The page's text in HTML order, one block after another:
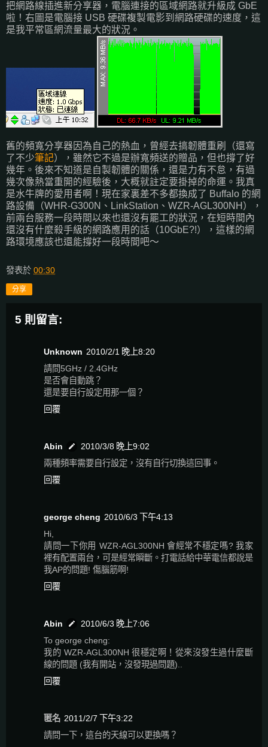
把網路線插進新分享器，電腦連接的區域網路就升級成 GbE
啦！右圖是電腦接 USB 硬碟複製電影到網路硬碟的速度，這
是我平常區網流量最大的狀況。
舊的頻寬分享器因為自己的熱血，曾經去搞韌體重刷（還寫
了不少筆記），雖然它不過是辦寬頻送的贈品，但也撐了好
幾年。後來不知道是自製韌體的關係，還是力有不怠，有過
幾次像熱當重開的經驗後，大概就註定要掛掉的命運。我真
是水牛牌的愛用者啊！現在家裏差不多都換成了 Buffalo 的網
路設備（WHR-G300N、LinkStation、WZR-AGL300NH），
前兩台服務一段時間以來也還沒有罷工的狀況，在短時間內
還沒有什麼殺手級的網路應用的話（10GbE?!），這樣的網
路環境應該也還能撐好一段時間吧～
發表於 00:30
分享
5 則留言:
Unknown 2010/2/1 晚上8:20
請問5GHz / 2.4GHz
是否會自動跳？
還是要自行設定用那一個？
回覆
Abin
2010/3/8 晚上9:02
兩種頻率需要自行設定，沒有自行切換這回事。
回覆
george cheng 2010/6/3 下午4:13
Hi,
請問一下你用 WZR-AGL300NH 會經常不穩定嗎? 我家
裡有配置兩台，可是經常瞬斷。打電話給中華電信都說是
我AP的問題! 傷腦筋啊!
回覆
Abin
2010/6/3 晚上7:06
To george cheng:
我的 WZR-AGL300NH 很穩定啊！從來沒發生過什麼斷
線的問題 (我有開站，沒發現過問題)..
回覆
匿名 2011/2/7 下午3:22
請問一下，這台的天線可以更換嗎？